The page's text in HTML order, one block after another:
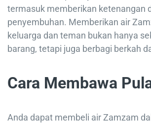
termasuk memberikan ketenangan
penyembuhan. Memberikan air
keluarga dan teman bukan hanya
barang, tetapi juga berbagi berkah
Cara Membawa
Anda dapat membeli air Zamzam